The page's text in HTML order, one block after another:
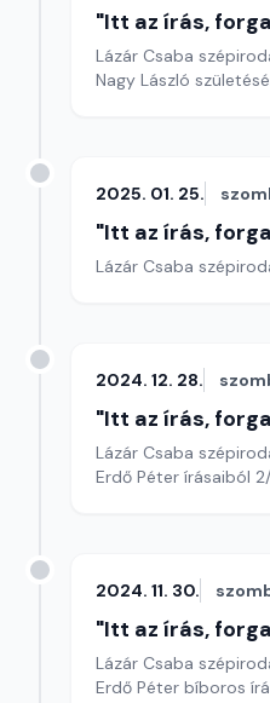
"Itt az írás,
Lázár Csaba
Nagy László
2025. 01. 25.
"Itt az írás,
Lázár Csaba
2024. 12. 28.
"Itt az írás,
Lázár Csaba
Erdő Péter írásaiból
2024. 11. 30.
"Itt az írás,
Lázár Csaba
Erdő Péter bíboros